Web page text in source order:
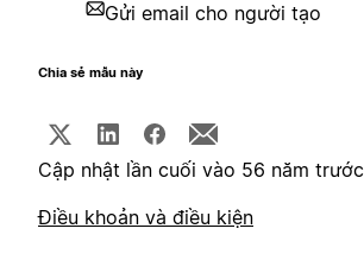
Gửi email cho người tạo
Chia sẻ mẫu này
Cập nhật lần cuối vào 56 năm trước
Điều khoản và điều kiện